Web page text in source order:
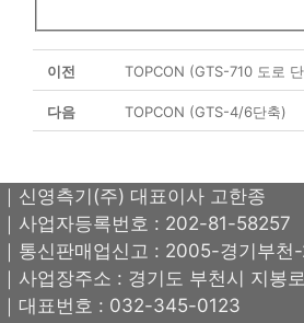
이전 TOPCON (GTS-710 도로
다음 TOPCON (GTS-4/6단축)
｜신영측기(주) 대표이사 고한종
｜사업자등록번호 : 202-81-58257
｜통신판매업신고 : 2005-경기부천
｜사업장주소 : 경기도 부천시 지봉
｜대표번호 : 032-345-0123